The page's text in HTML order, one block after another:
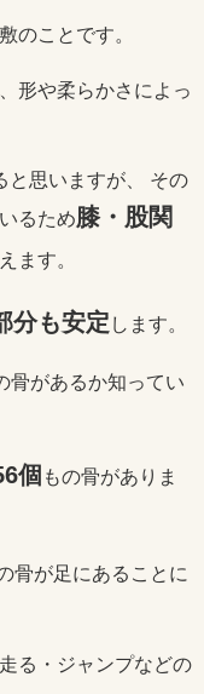
のことです。
形や柔らかさによっ
と思いますが、 その
るため膝・股関
ます。
分も安定 します。
骨があるか知ってい
個 もの骨がありま
骨が足にあることに
る・ ジャンプなどの